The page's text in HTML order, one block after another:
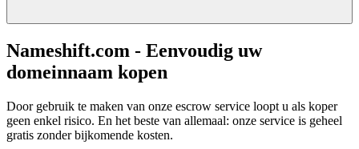
Nameshift.com - Eenvoudig uw
domeinnaam kopen
Door gebruik te maken van onze escrow service loopt u als koper
geen enkel risico. En het beste van allemaal: onze service is geheel
gratis zonder bijkomende kosten.